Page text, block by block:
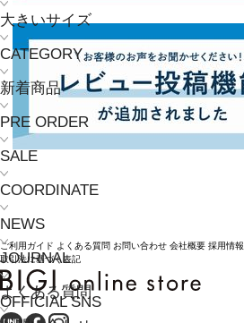
大きいサイズ
CATEGORY
新着商品
PRE ORDER
SALE
COORDINATE
NEWS
JOURNAL
よくある質問
ご利用ガイド よくある質問 お問い合わせ 会社概要 採用情報
取引法に基づく表記
OFFICIAL SNS